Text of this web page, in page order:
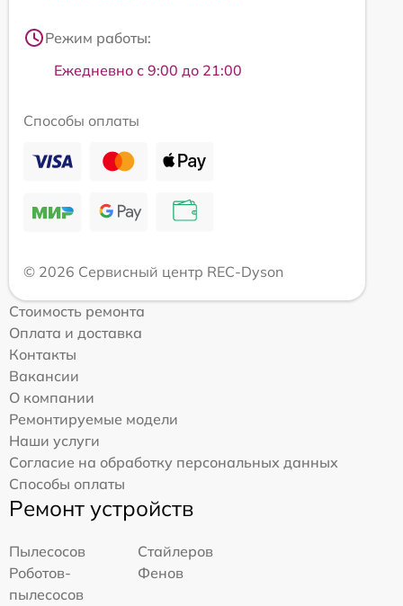
Режим работы:
Ежедневно с 9:00 до 21:00
Способы оплаты
© 2026 Сервисный центр REC-Dyson
Стоимость ремонта
Оплата и доставка
Контакты
Вакансии
О компании
Ремонтируемые модели
Наши услуги
Согласие на обработку персональных данных
Способы оплаты
Ремонт устройств
Пылесосов
Стайлеров
Роботов-
пылесосов
Фенов